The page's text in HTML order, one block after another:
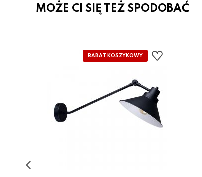
MOŻE CI SIĘ TEŻ SPODOBAĆ